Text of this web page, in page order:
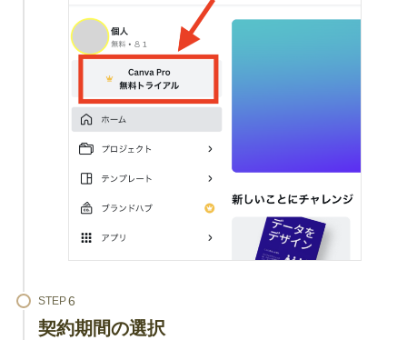
STEP
契約期間の選択